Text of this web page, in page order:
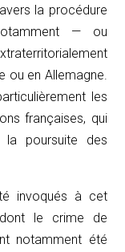
la procédure
— ou
ou en Allemagne.
les
françaises, qui
la poursuite des
invoqués à cet
le crime de
notamment été